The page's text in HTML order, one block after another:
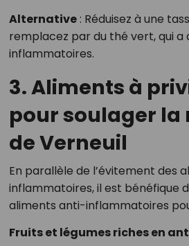
Alternative: Réduisez à une
remplacez par du thé vert, qui
inflammatoires.
3. Aliments à
pour soulager la
de Verneuil
En parallèle de l’évitement des
inflammatoires, il est bénéfique
aliments anti-inflammatoires
Fruits et légumes riches en